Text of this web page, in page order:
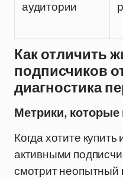
аудитории
Как отличить
подписчиков
диагностика
Метрики, которые
Когда хотите купить
активными
смотрит неопытный